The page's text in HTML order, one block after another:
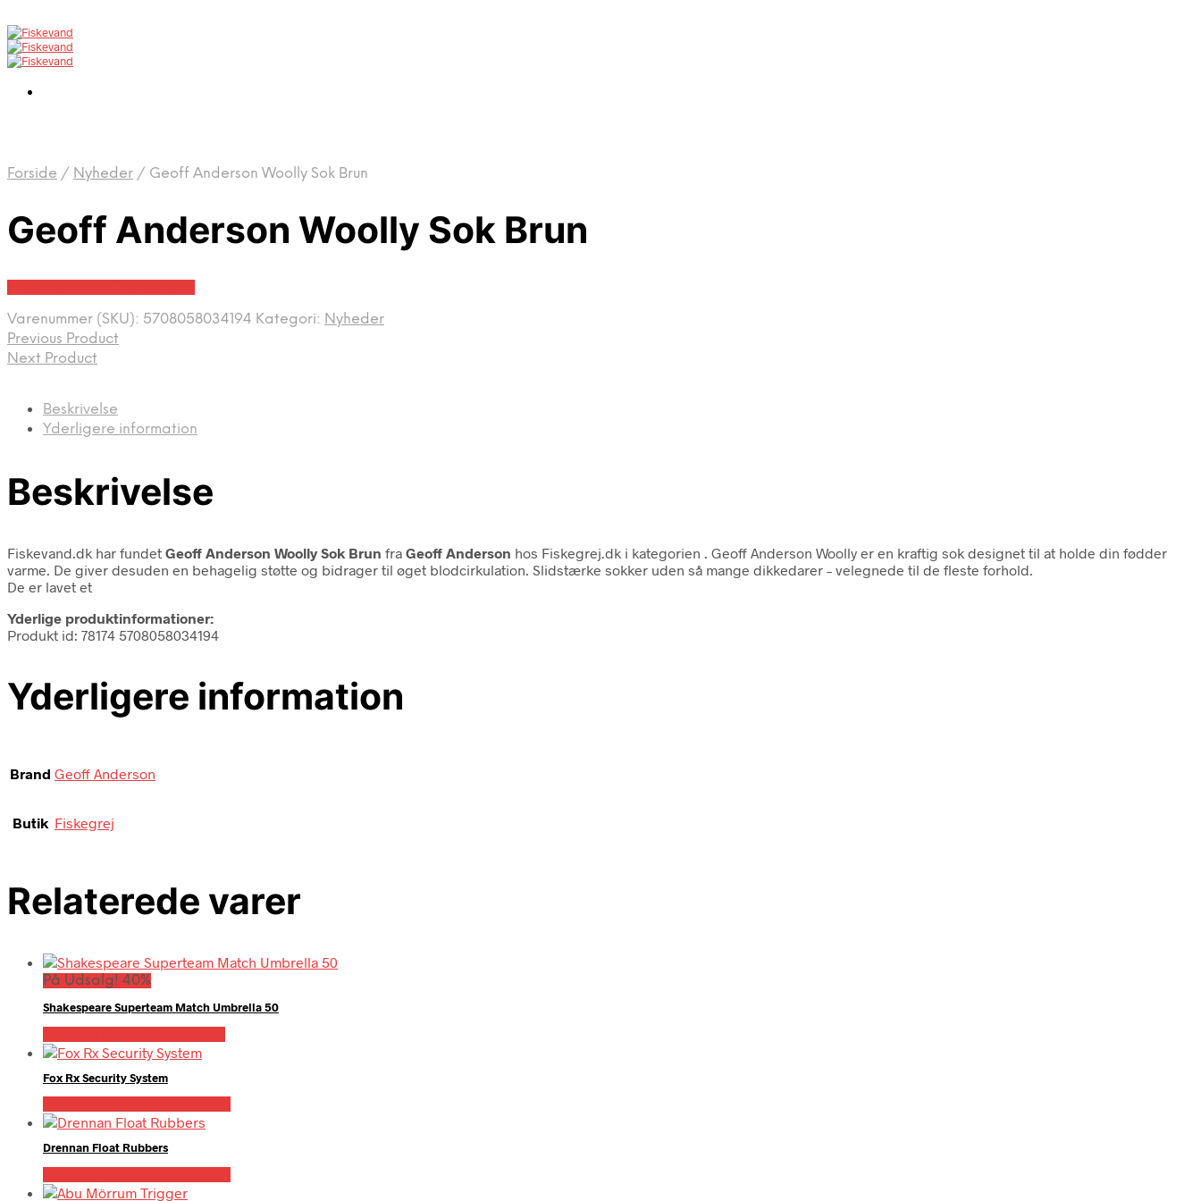
Forside / Nyheder / Geoff Anderson Woolly Sok Brun
Geoff Anderson Woolly Sok Brun
Varenummer (SKU): 5708058034194 Kategori: Nyheder
Previous Product
Next Product
Beskrivelse
Yderligere information
Beskrivelse
Fiskevand.dk har fundet Geoff Anderson Woolly Sok Brun fra Geoff Anderson hos Fiskegrej.dk i kategorien
. Geoff Anderson Woolly er en kraftig sok designet til at holde din fødder
varme. De giver desuden en behagelig støtte og bidrager til øget blodcirkulation. Slidstærke sokker uden så mange dikkedarer – velegnede til de fleste forhold.
De er lavet et
Yderlige produktinformationer:
Produkt id: 78174 5708058034194
Yderligere information
Brand Geoff Anderson
Butik Fiskegrej
Relaterede varer
På Udsalg! 40%
Shakespeare Superteam Match Umbrella 50
Fox Rx Security System
Drennan Float Rubbers